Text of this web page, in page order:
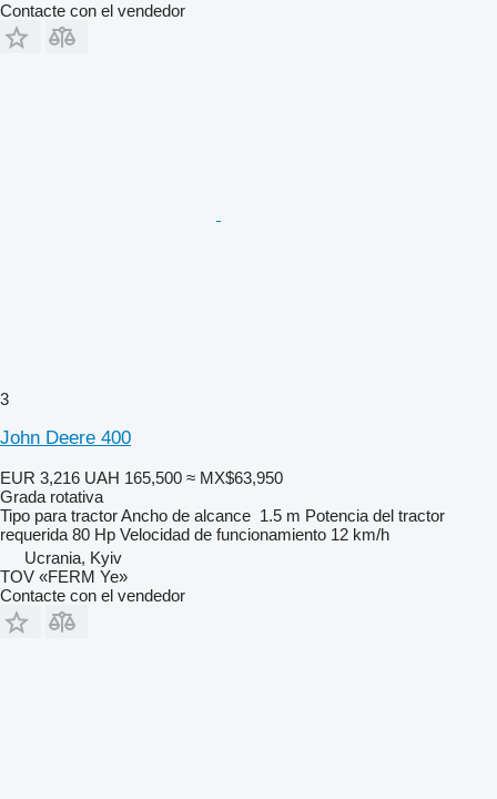
Contacte con el vendedor
3
John Deere 400
EUR 3,216 UAH 165,500 ≈ MX$63,950
Grada rotativa
Tipo para tractorAncho de alcance 1.5 m Potencia del tractor
requerida 80 Hp Velocidad de funcionamiento 12 km/h
Ucrania, Kyiv
TOV «FERM Ye»
Contacte con el vendedor